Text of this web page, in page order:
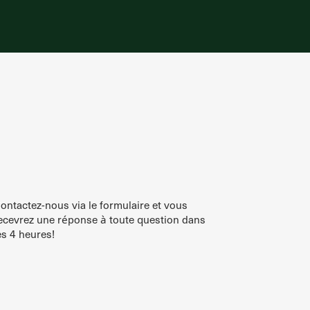
nous via le formulaire et vous
une réponse à toute question dans
4 heures!